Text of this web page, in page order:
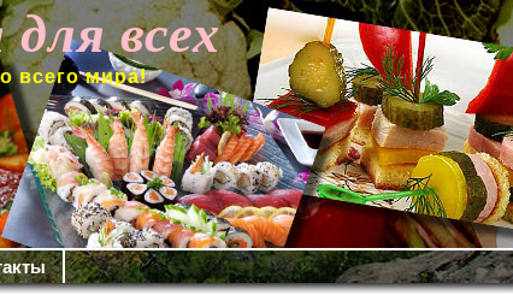
всех
всего мира!